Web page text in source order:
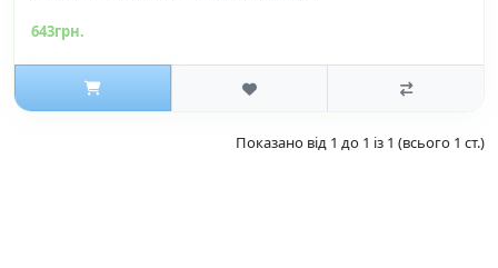
643грн.
Показано від 1 до 1 із 1 (всього 1 ст.)